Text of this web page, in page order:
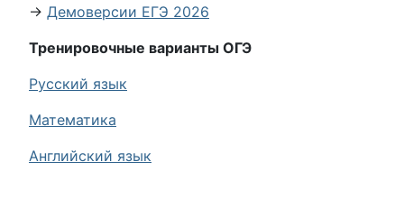
→ Демоверсии ЕГЭ 2026
Тренировочные варианты ОГЭ
Русский язык
Математика
Английский язык